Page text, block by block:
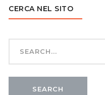
CERCA NEL SITO
SEARCH